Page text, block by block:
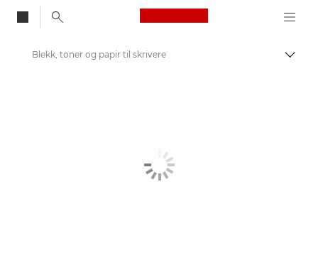
Canon Logo, back
Blekk, toner og papir til skrivere